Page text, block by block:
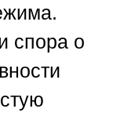
спора о